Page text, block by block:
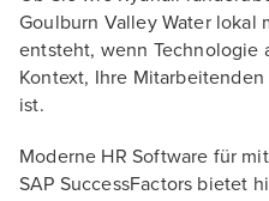
Goulburn Valley Water lokal
entsteht, wenn Technologie
Kontext, Ihre
ist.
Moderne HR Software für
SAP SuccessFactors bietet